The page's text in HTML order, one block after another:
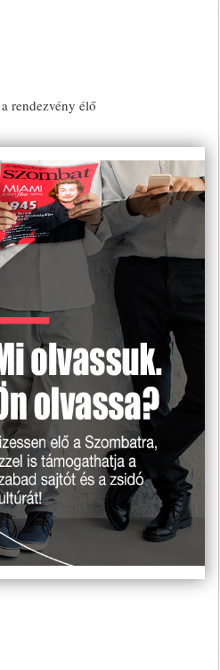
rendezvény élő